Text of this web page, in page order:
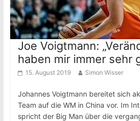
Joe Voigtmann:
haben mir immer sehr
15. August 2019 Simon Wisser
Johannes Voigtmann bereitet sich
Team auf die WM in China vor. Im
spricht der Big Man über die